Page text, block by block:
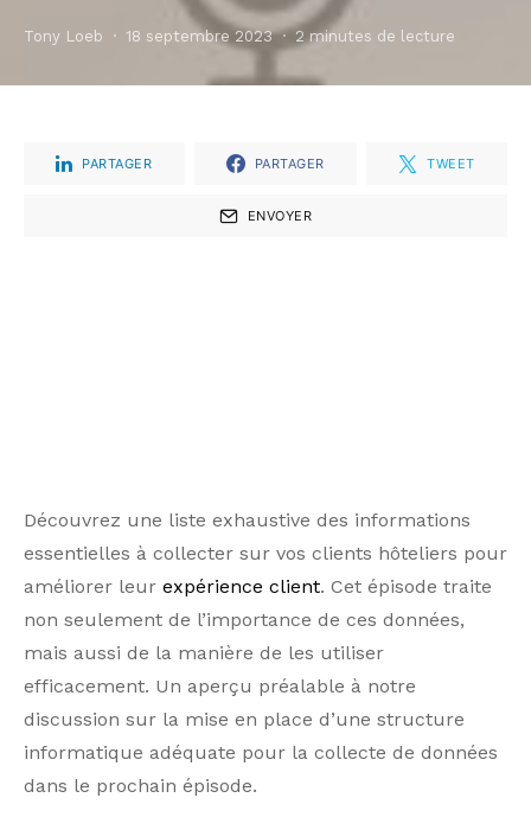
Tony Loeb 18 septembre 2023 2 minutes de lecture
PARTAGER PARTAGER TWEET
ENVOYER
Découvrez une liste exhaustive des informations
essentielles à collecter sur vos clients hôteliers pour
améliorer leur expérience client. Cet épisode traite
non seulement de l’importance de ces données,
mais aussi de la manière de les utiliser
efficacement. Un aperçu préalable à notre
discussion sur la mise en place d’une structure
informatique adéquate pour la collecte de données
dans le prochain épisode.